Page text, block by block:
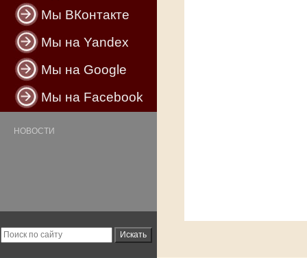
Мы ВКонтакте
Мы на Yandex
Мы на Google
Мы на Facebook
НОВОСТИ